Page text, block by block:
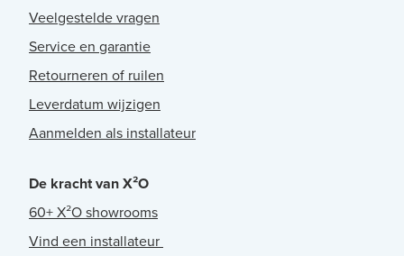
Veelgestelde vragen
Service en garantie
Retourneren of ruilen
Leverdatum wijzigen
Aanmelden als installateur
De kracht van X²O
60+ X²O showrooms
Vind een installateur